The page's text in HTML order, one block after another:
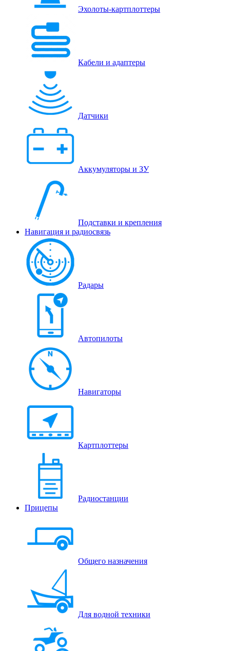
Эхолоты-картплоттеры
Кабели и адаптеры
Датчики
Аккумуляторы и ЗУ
Подставки и крепления
Навигация и радиосвязь
Радары
Автопилоты
Навигаторы
Картплоттеры
Радиостанции
Прицепы
Общего назначения
Для водной техники